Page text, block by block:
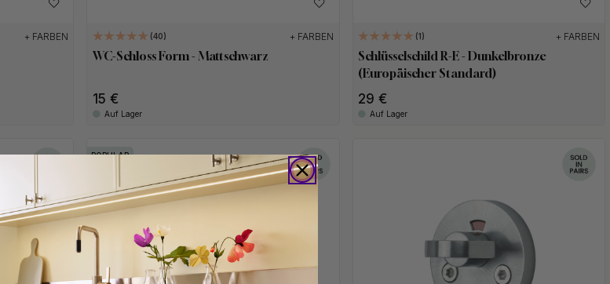
+ FARBEN 40 + FARBEN
WC-Schloss Form - Mattschwarz
15 €
Auf Lager
1 + FARBEN
Schlüsselschild R-E - Dunkelbronze
(Europäischer Standard)
29 €
Auf Lager
POPULAR